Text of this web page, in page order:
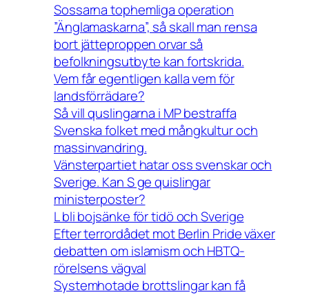
Sossarna tophemliga operation
”Änglamaskarna”, så skall man rensa
bort jätteproppen orvar så
befolkningsutbyte kan fortskrida.
Vem får egentligen kalla vem för
landsförrädare?
Så vill quslingarna i MP bestraffa
Svenska folket med mångkultur och
massinvandring.
Vänsterpartiet hatar oss svenskar och
Sverige. Kan S ge quislingar
ministerposter?
L bli bojsänke för tidö och Sverige
Efter terrordådet mot Berlin Pride växer
debatten om islamism och HBTQ-
rörelsens vägval
Systemhotade brottslingar kan få